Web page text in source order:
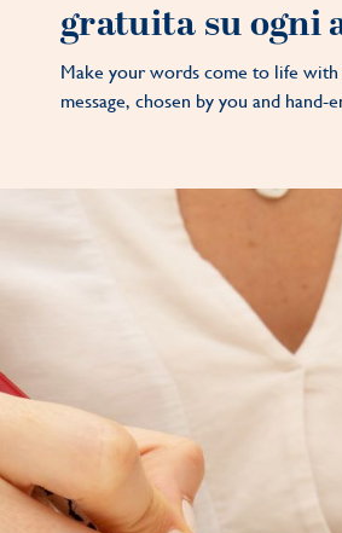
gratuita su ogni
Make your words come to life with
message, chosen by you and hand-